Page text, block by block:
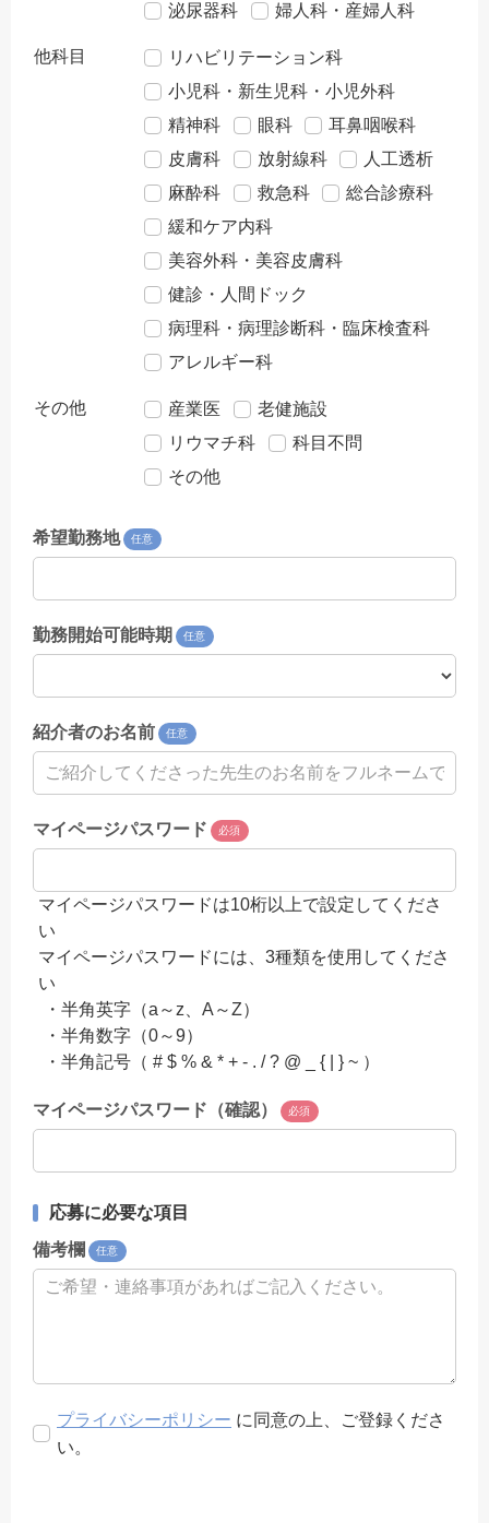
泌尿器科
婦人科・産婦人科
他科目
リハビリテーション科
小児科・新生児科・小児外科
精神科
眼科
耳鼻咽喉科
皮膚科
放射線科
人工透析
麻酔科
救急科
総合診療科
緩和ケア内科
美容外科・美容皮膚科
健診・人間ドック
病理科・病理診断科・臨床検査科
アレルギー科
その他 産業医
老健施設
リウマチ科
科目不問
その他
希望勤務地 任意
勤務開始可能時期 任意
紹介者のお名前 任意
マイページパスワード 必須
マイページパスワードは10桁以上で設定してくださ
い
マイページパスワードには、3種類を使用してくださ
い
・半角英字（a～z、A～Z）
・半角数字（0～9）
・半角記号（ # $ % & * + - . / ? @ _ { | } ~ ）
マイページパスワード（確認） 必須
応募に必要な項目
備考欄
任意
プライバシーポリシー に同意の上、ご登録くださ
い。